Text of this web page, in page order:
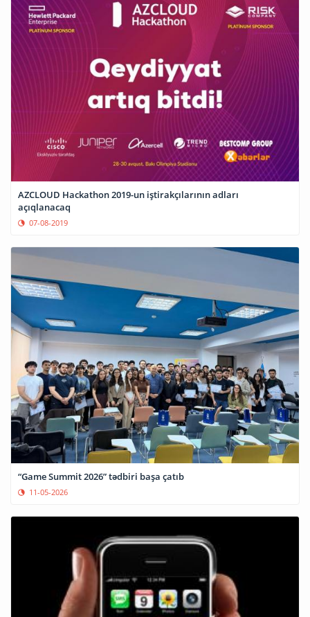
AZCLOUD Hackathon 2019-un iştirakçılarının adları
açıqlanacaq
07-08-2019
“Game Summit 2026” tədbiri başa çatıb
11-05-2026